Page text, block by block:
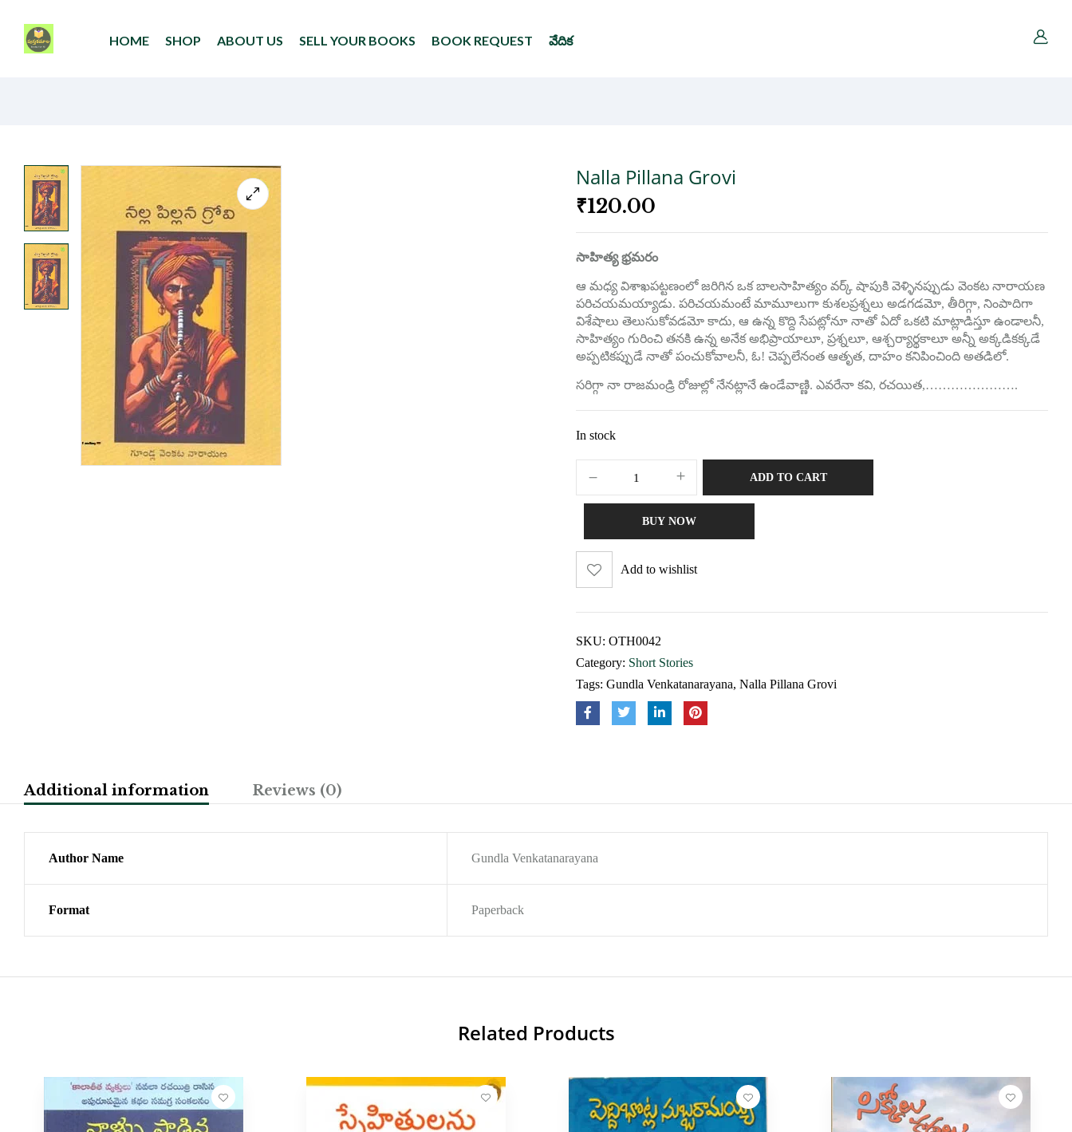
HOME SHOP ABOUT US SELL YOUR BOOKS BOOK REQUEST వేదిక
Nalla Pillana Grovi
₹120.00
సాహిత్య భ్రమరం
ఆ మధ్య విశాఖపట్టణంలో జరిగిన ఒక బాలసాహిత్యం వర్క్ షాపుకి వెళ్ళినప్పుడు వెంకట నారాయణ
పరిచయమయ్యాడు. పరిచయమంటే మామూలుగా కుశలప్రశ్నలు అడగడమో, తీరిగ్గా, నింపాదిగా
విశేషాలు తెలుసుకోవడమో కాదు, ఆ ఉన్న కొద్ది సేపట్లోనూ నాతో ఏదో ఒకటి మాట్లాడిస్తూ ఉండాలనీ,
సాహిత్యం గురించి తనకి ఉన్న అనేక అభిప్రాయాలూ, ప్రశ్నలూ, ఆశ్చర్యార్థకాలూ అన్నీ అక్కడికక్కడే
అప్పటికప్పుడే నాతో పంచుకోవాలనీ, ఓ! చెప్పలేనంత ఆతృత, దాహం కనిపించింది అతడిలో.
సరిగ్గా నా రాజమండ్రి రోజుల్లో నేనట్లానే ఉండేవాణ్ణి. ఎవరేనా కవి, రచయిత,………………….
In stock
ADD TO CART
BUY NOW
Add to wishlist
SKU: OTH0042
Category: Short Stories
Tags: Gundla Venkatanarayana, Nalla Pillana Grovi
Additional information Reviews (0)
Author Name Gundla Venkatanarayana
Format Paperback
Related Products